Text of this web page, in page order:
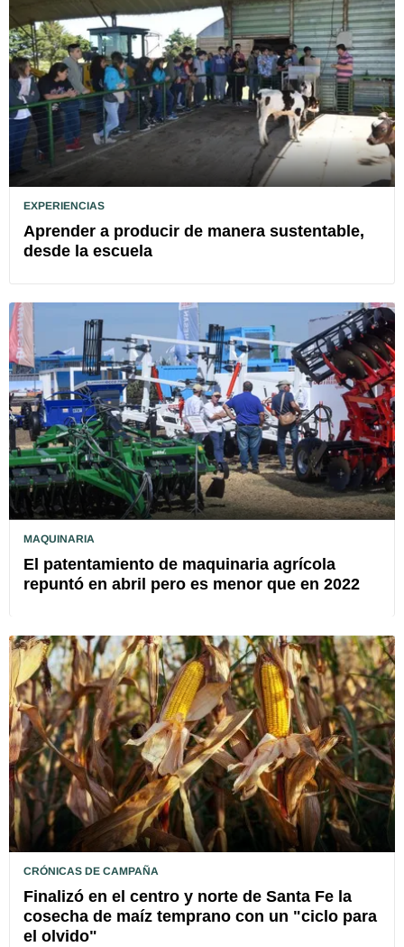
EXPERIENCIAS
Aprender a producir de manera sustentable,
desde la escuela
MAQUINARIA
El patentamiento de maquinaria agrícola
repuntó en abril pero es menor que en 2022
CRÓNICAS DE CAMPAÑA
Finalizó en el centro y norte de Santa Fe la
cosecha de maíz temprano con un "ciclo para
el olvido"